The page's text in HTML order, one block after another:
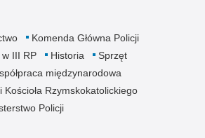
Komenda Główna Policji
w III RP Historia
Sprzęt
międzynarodowa
Rzymskokatolickiego
Policji